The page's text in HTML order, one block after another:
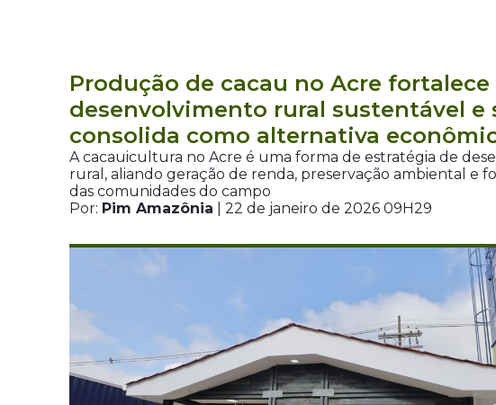
Produção de cacau no Acre fortalece
desenvolvimento rural sustentável e
consolida como alternativa
A cacauicultura no Acre é uma forma de estratégia de
rural, aliando geração de renda, preservação ambiental e
das comunidades do campo
Por: Pim Amazônia | 22 de janeiro de 2026 09H29